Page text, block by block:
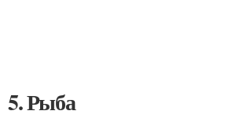
5. Рыба